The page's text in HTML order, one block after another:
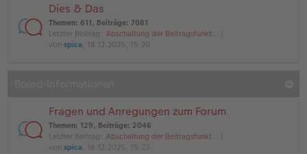
Dies & Das
Themen: 611, Beiträge: 7081
Letzter Beitrag: Abschaltung der Beitragsfunkt…
von spica, 18.12.2025, 15:20
Fragen und Anregungen zum Forum
Themen: 129, Beiträge: 2046
Letzter Beitrag: Abschaltung der Beitragsfunkt…
von spica, 18.12.2025, 15:23